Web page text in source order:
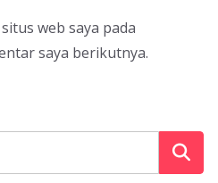
web saya pada
saya berikutnya.